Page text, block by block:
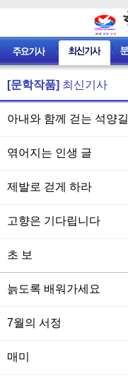
[문학작품] 최신기사
아내와 함께 걷는 석양길
엮어지는 인생 글
제발로 걷게 하라
고향은 기다립니다
초 보
늙도록 배워가세요
7월의 서정
매미